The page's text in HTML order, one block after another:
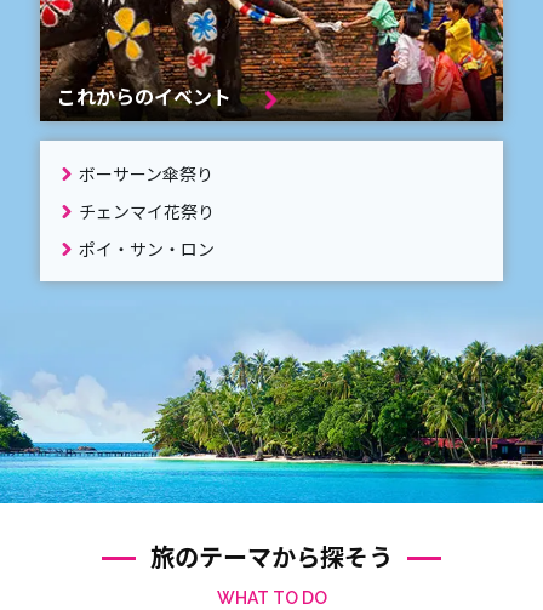
これからのイベント
ボーサーン傘祭り
チェンマイ花祭り
ポイ・サン・ロン
旅のテーマから探そう
WHAT TO DO